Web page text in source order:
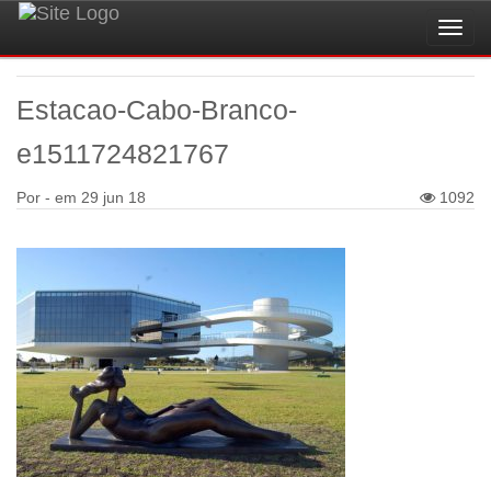
Estacao-Cabo-Branco-
e1511724821767
Por - em 29 jun 18 1092